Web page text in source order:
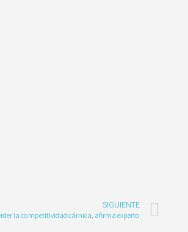
SIGUIENTE
la competitividad cárnica, afirma experto